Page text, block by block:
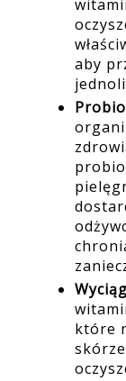
aby
które